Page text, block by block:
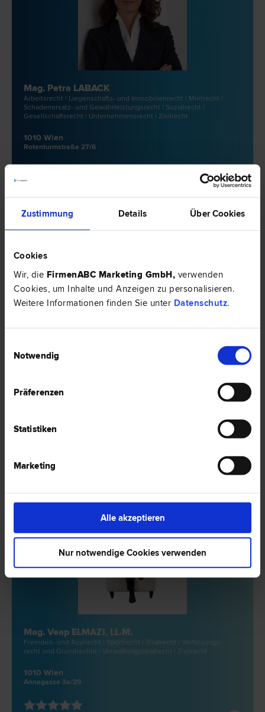
Zustimmung Details Über Cookies
Cookies
Wir, die FirmenABC Marketing GmbH, verwenden
Cookies, um Inhalte und Anzeigen zu personalisieren.
Weitere Informationen finden Sie unter Datenschutz.
Notwendig
Präferenzen
Statistiken
Marketing
Alle akzeptieren
Nur notwendige Cookies verwenden
Mag. Petra LABACK
Arbeits­recht | Liegenschafts- und Immobilien­recht | Miet­recht |
Schadenersatz- und Gewährleistungs­recht | Sozial­recht |
Gesellschafts­recht | Unternehmens­recht | Zivil­recht
1010 Wien
Rotenturmstraße 27/6
3 Bewertungen
Mag. Marcel-Philip KRAML, BA
Vertrags­recht
Mag. Veap ELMAZI, LL.M.
Fremden- und Asyl­recht | Sport­recht | Straf­recht | Verfassungs­
recht und Grund­rechte | Verwaltungsstraf­recht | Zivil­recht
1010 Wien
Annagasse 3a/29